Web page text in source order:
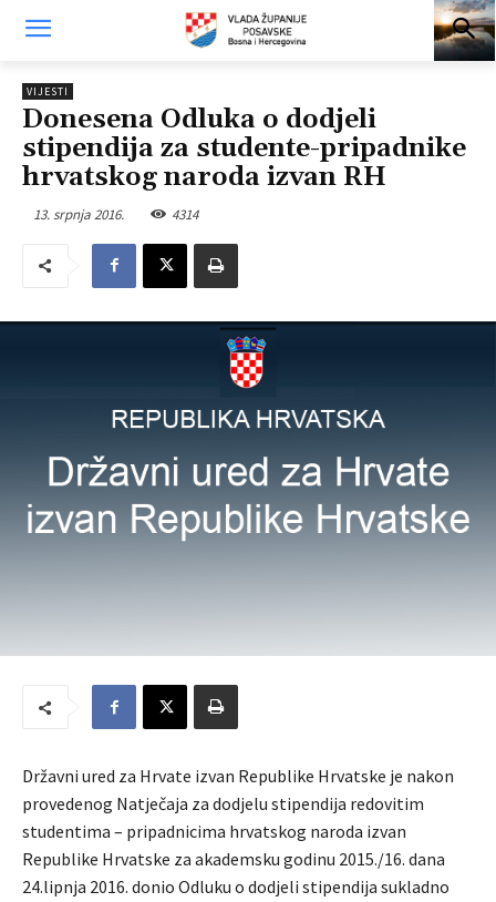
VIJESTI
Donesena Odluka o dodjeli
stipendija za studente-pripadnike
hrvatskog naroda izvan RH
13. srpnja 2016. 4314
Državni ured za Hrvate izvan Republike Hrvatske je nakon
provedenog Natječaja za dodjelu stipendija redovitim
studentima – pripadnicima hrvatskog naroda izvan
Republike Hrvatske za akademsku godinu 2015./16. dana
24.lipnja 2016. donio Odluku o dodjeli stipendija sukladno